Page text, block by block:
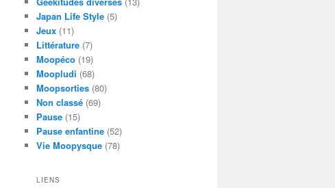
Japan Life Style (5)
Jeux (11)
Littérature (7)
Moopéco (19)
Moopludi (68)
Moopsorties (80)
Non classé (69)
Pause (15)
Pause enfantine (52)
Vie Moopysque (78)
LIENS